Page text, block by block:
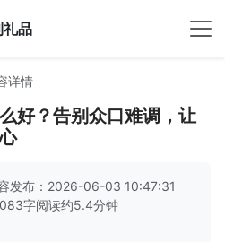
礼品
详情
好？告别众口难调，让
发布：2026-06-03 10:47:31
字阅读约5.4分钟